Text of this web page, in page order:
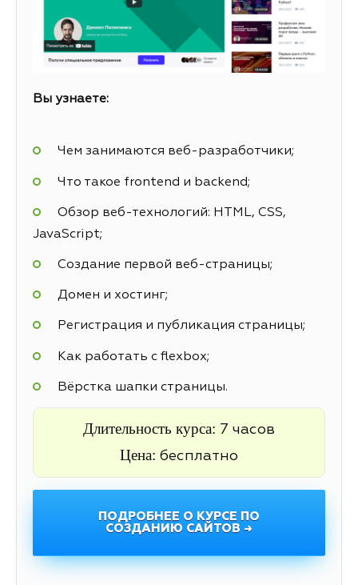
Вы узнаете:
Чем занимаются веб-разработчики;
Что такое frontend и backend;
Обзор веб-технологий: HTML, CSS,
JavaScript;
Создание первой веб-страницы;
Домен и хостинг;
Регистрация и публикация страницы;
Как работать с flexbox;
Вёрстка шапки страницы.
Длительность курса: 7 часов
Цена: бесплатно
ПОДРОБНЕЕ О КУРСЕ ПО
СОЗДАНИЮ САЙТОВ →